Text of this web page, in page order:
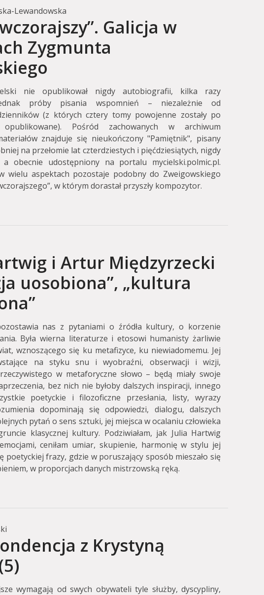
Lewandowska
Galicja w
Zygmunta
nie opublikował nigdy autobiografii, kilka razy
próby pisania wspomnień – niezależnie od
(z których cztery tomy powojenne zostały po
Pośród zachowanych w archiwum
znajduje się nieukończony "Pamiętnik", pisany
na przełomie lat czterdziestych i pięćdziesiątych, nigdy
a obecnie udostępniony na portalu mycielski.polmic.pl.
wielu aspektach pozostaje podobny do Zweigowskiego
w którym dorastał przyszły kompozytor.
i Artur Międzyrzecki
uosobiona”, „kultura
nas z pytaniami o źródła kultury, o korzenie
Była wierna literaturze i etosowi humanisty żarliwie
wznoszącego się ku metafizyce, ku niewiadomemu. Jej
na styku snu i wyobraźni, obserwacji i wizji,
w metaforyczne słowo – będą miały swoje
bez nich nie byłoby dalszych inspiracji, innego
poetyckie i filozoficzne przesłania, listy, wyrazy
dopominają się odpowiedzi, dialogu, dalszych
pytań o sens sztuki, jej miejsca w ocalaniu człowieka
klasycznej kultury. Podziwiałam, jak Julia Hartwig
ceniłam umiar, skupienie, harmonię w stylu jej
poetyckiej frazy, gdzie w poruszający sposób mieszało się
w proporcjach danych mistrzowską ręką.
z Krystyną
wymagają od swych obywateli tyle służby, dyscypliny,